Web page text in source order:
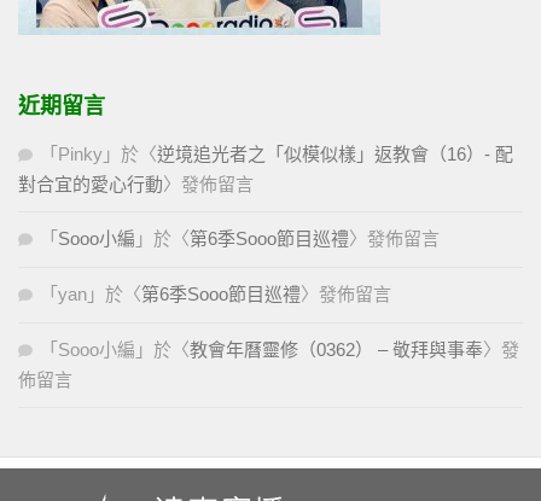
近期留言
「 Pinky 」於〈逆境追光者之「似模似樣」返教會（16）- 配
對合宜的愛心行動〉發佈留言
「 Sooo小編 」於〈第6季Sooo節目巡禮〉發佈留言
「 yan 」於〈第6季Sooo節目巡禮〉發佈留言
「 Sooo小編 」於〈教會年曆靈修（0362） – 敬拜與事奉〉發
佈留言